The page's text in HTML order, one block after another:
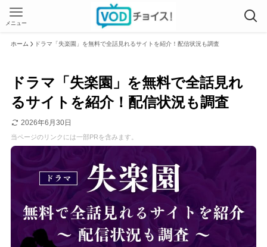
メニュー
ホーム ドラマ「失楽園」を無料で全話見れるサイトを紹介！配信状況も調査
ドラマ「失楽園」を無料で全話見れ
るサイトを紹介！配信状況も調査
2026年6月30日
当ページのリンクには一部PRを含みます。